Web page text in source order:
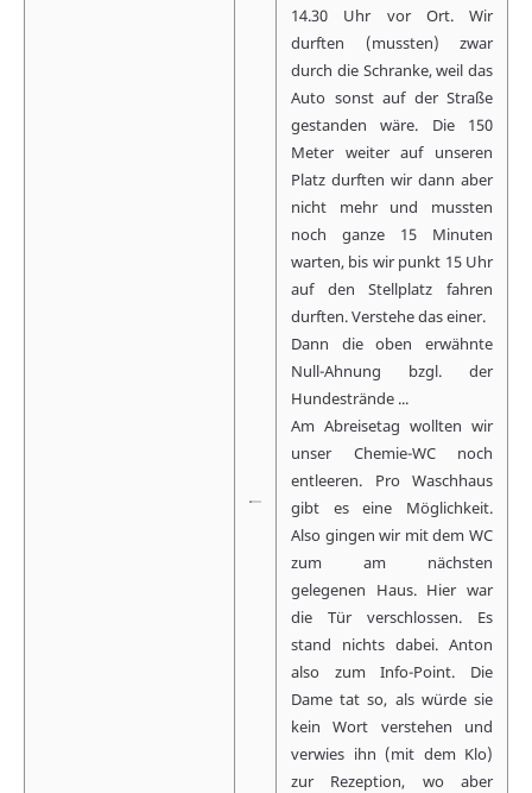
14.30 Uhr vor Ort. Wir
durften (mussten) zwar
durch die Schranke, weil das
Auto sonst auf der Straße
gestanden wäre. Die 150
Meter weiter auf unseren
Platz durften wir dann aber
nicht mehr und mussten
noch ganze 15 Minuten
warten, bis wir punkt 15 Uhr
auf den Stellplatz fahren
durften. Verstehe das einer.
Dann die oben erwähnte
Null-Ahnung bzgl. der
Hundestrände ...
Am Abreisetag wollten wir
unser Chemie-WC noch
entleeren. Pro Waschhaus
gibt es eine Möglichkeit.
Also gingen wir mit dem WC
zum am nächsten
gelegenen Haus. Hier war
die Tür verschlossen. Es
stand nichts dabei. Anton
also zum Info-Point. Die
Dame tat so, als würde sie
kein Wort verstehen und
verwies ihn (mit dem Klo)
zur Rezeption, wo aber